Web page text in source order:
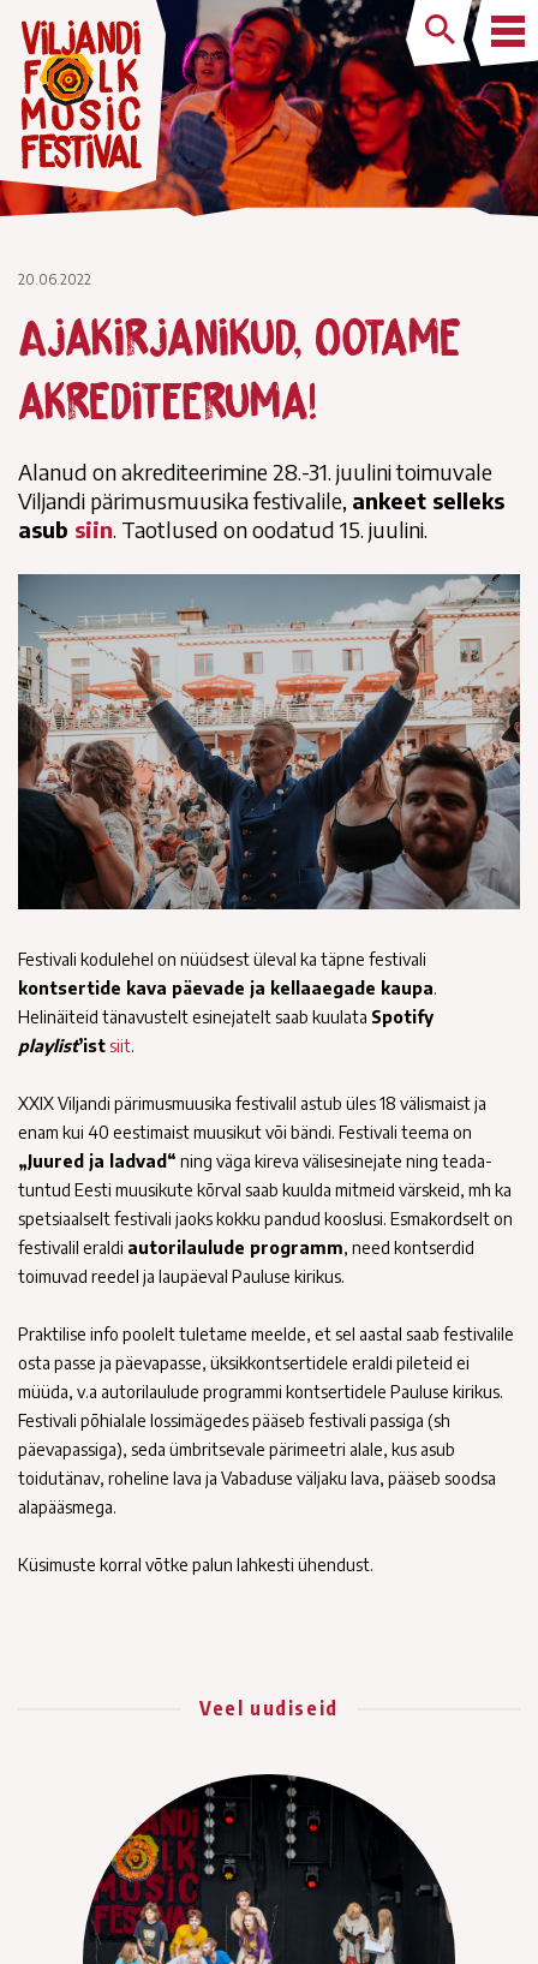
20.06.2022
Ajakirjanikud, ootame
akrediteeruma!
Alanud on akrediteerimine 28.-31. juulini toimuvale
Viljandi pärimusmuusika festivalile, ankeet selleks
asub siin. Taotlused on oodatud 15. juulini.
Festivali kodulehel on nüüdsest üleval ka täpne festivali
kontsertide kava päevade ja kellaaegade kaupa.
Helinäiteid tänavustelt esinejatelt saab kuulata Spotify
playlist’istsiit.
XXIX Viljandi pärimusmuusika festivalil astub üles 18 välismaist ja
enam kui 40 eestimaist muusikut või bändi. Festivali teema on
„Juured ja ladvad“ ning väga kireva välisesinejate ning teada-
tuntud Eesti muusikute kõrval saab kuulda mitmeid värskeid, mh ka
spetsiaalselt festivali jaoks kokku pandud kooslusi. Esmakordselt on
festivalil eraldi autorilaulude programm, need kontserdid
toimuvad reedel ja laupäeval Pauluse kirikus.
Praktilise info poolelt tuletame meelde, et sel aastal saab festivalile
osta passe ja päevapasse, üksikkontsertidele eraldi pileteid ei
müüda, v.a autorilaulude programmi kontsertidele Pauluse kirikus.
Festivali põhialale lossimägedes pääseb festivali passiga (sh
päevapassiga), seda ümbritsevale pärimeetri alale, kus asub
toidutänav, roheline lava ja Vabaduse väljaku lava, pääseb soodsa
alapääsmega.
Küsimuste korral võtke palun lahkesti ühendust.
Veel uudiseid